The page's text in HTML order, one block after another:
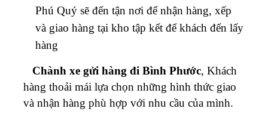
Phú Quý sẽ đến tận nơi để nhận hàng, xếp
và giao hàng tại kho tập kết để khách đến lấy
hàng
Chành xe gửi hàng đi Bình Phước, Khách
hàng thoải mái lựa chọn những hình thức giao
và nhận hàng phù hợp với nhu cầu của mình.